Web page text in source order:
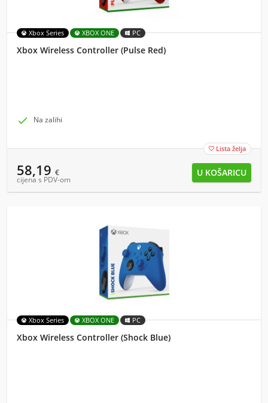
Xbox Series XBOX ONE PC
Xbox Wireless Controller (Pulse Red)
 Na zalihi
 Lista želja
58,19 €
cijena s PDV-om
Xbox Series XBOX ONE PC
Xbox Wireless Controller (Shock Blue)